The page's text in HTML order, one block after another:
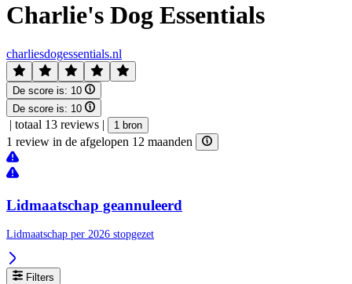
Charlie's Dog Essentials
charliesdogessentials.nl
De score is: 10
De score is: 10
| totaal 13 reviews | 1 bron
1 review in de afgelopen 12 maanden
Lidmaatschap geannuleerd
Lidmaatschap per 2026 stopgezet
Filters